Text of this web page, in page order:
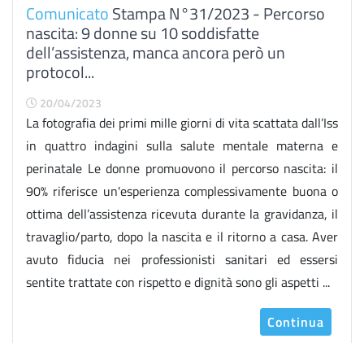
ComunicatoStampa N°31/2023 - Percorso
nascita: 9 donne su 10 soddisfatte
dell’assistenza, manca ancora però un
protocol...
20/04/2023
La fotografia dei primi mille giorni di vita scattata dall’Iss
in quattro indagini sulla salute mentale materna e
perinatale Le donne promuovono il percorso nascita: il
90% riferisce un'esperienza complessivamente buona o
ottima dell’assistenza ricevuta durante la gravidanza, il
travaglio/parto, dopo la nascita e il ritorno a casa. Aver
avuto fiducia nei professionisti sanitari ed essersi
sentite trattate con rispetto e dignità sono gli aspetti ...
Continua